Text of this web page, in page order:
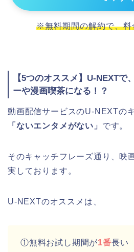
※無料期間の解約で、料
【5つのオススメ】U-NEXTで
ーや漫画喫茶になる！？
動画配信サービスのU-NEXTの
「ないエンタメがない」 です。
そのキャッチフレーズ通り、映
実しております。
U-NEXTのオススメは、
①無料お試し期間が1番長い